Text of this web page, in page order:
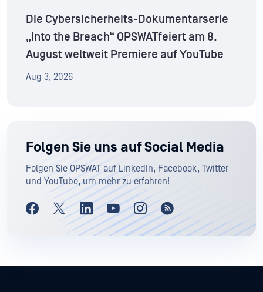
Die Cybersicherheits-Dokumentarserie
„Into the Breach“ OPSWATfeiert am 8.
August weltweit Premiere auf YouTube
Aug 3, 2026
Folgen Sie uns auf Social Media
Folgen Sie OPSWAT auf LinkedIn, Facebook, Twitter
und YouTube, um mehr zu erfahren!